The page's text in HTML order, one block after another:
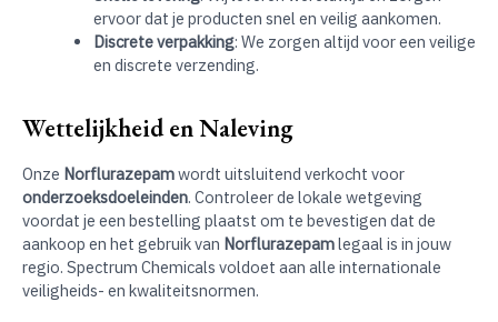
ervoor dat je producten snel en veilig aankomen.
Discrete verpakking: We zorgen altijd voor een veilige
en discrete verzending.
Wettelijkheid en Naleving
Onze Norflurazepamwordt uitsluitend verkocht voor
onderzoeksdoeleinden. Controleer de lokale wetgeving
voordat je een bestelling plaatst om te bevestigen dat de
aankoop en het gebruik van Norflurazepamlegaal is in jouw
regio. Spectrum Chemicals voldoet aan alle internationale
veiligheids- en kwaliteitsnormen.